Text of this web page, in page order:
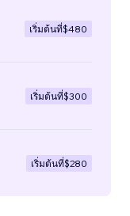
เริ่มต้นที่$480
เริ่มต้นที่$300
เริ่มต้นที่$280